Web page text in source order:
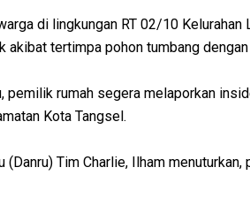
di lingkungan RT 02/10 Kelurahan
akibat tertimpa pohon tumbang
rumah segera melaporkan
Kota Tangsel.
(Danru) Tim Charlie, Ilham